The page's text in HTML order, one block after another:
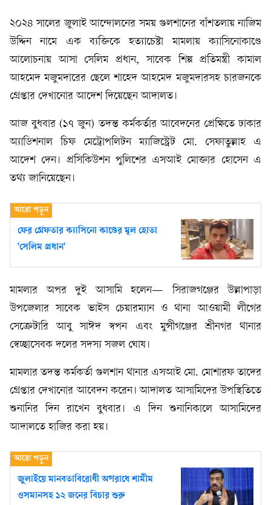
২০২৪ সালের জুলাই আন্দোলনের সময় গুলশানের বাঁশতলায় নাজিম
উদ্দিন নামে এক ব্যক্তিকে হত্যাচেষ্টা মামলায় ক্যাসিনোকাণ্ডে
আলোচনায় আসা সেলিম প্রধান, সাবেক শিল্প প্রতিমন্ত্রী কামাল
আহমেদ মজুমদারের ছেলে শাহেদ আহমেদ মজুমদারসহ চারজনকে
গ্রেপ্তার দেখানোর আদেশ দিয়েছেন আদালত।
আজ বুধবার (১৭ জুন) তদন্ত কর্মকর্তার আবেদনের প্রেক্ষিতে ঢাকার
অ্যাডিশনাল চিফ মেট্রোপলিটন ম্যাজিস্ট্রেট মো. সেফাতুল্লাহ এ
আদেশ দেন। প্রসিকিউশন পুলিশের এসআই মোক্তার হোসেন এ
তথ্য জানিয়েছেন।
ফের গ্রেফতার ক্যাসিনো কাণ্ডের মূল হোতা
'সেলিম প্রধান'
মামলার অপর দুই আসামি হলেন— সিরাজগঞ্জের উল্লাপাড়া
উপজেলার সাবেক ভাইস চেয়ারম্যান ও থানা আওয়ামী লীগের
সেক্রেটারি আবু সাঈদ স্বপন এবং মুন্সীগঞ্জের শ্রীনগর থানার
স্বেচ্ছাসেবক দলের সদস্য সজল ঘোষ।
মামলার তদন্ত কর্মকর্তা গুলশান থানার এসআই মো. মোশারফ তাদের
গ্রেপ্তার দেখানোর আবেদন করেন। আদালত আসামিদের উপস্থিতিতে
শুনানির দিন রাখেন বুধবার। এ দিন শুনানিকালে আসামিদের
আদালতে হাজির করা হয়।
জুলাইয়ে মানবতাবিরোধী অপরাধে শামীম
ওসমানসহ ১২ জনের বিচার শুরু